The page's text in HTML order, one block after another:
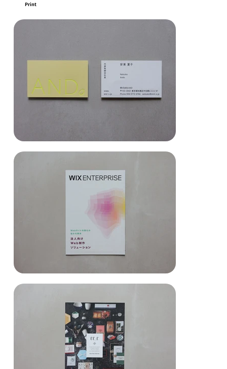
Print